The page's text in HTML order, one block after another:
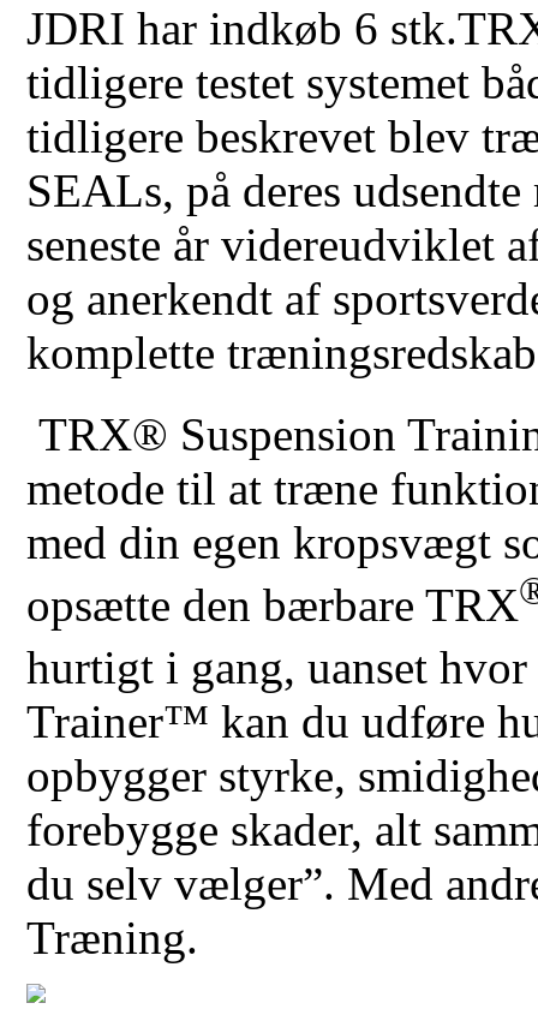
JDRI har indkøb 6
tidligere testet systemet
tidligere beskrevet blev
SEALs, på deres
seneste år videreudviklet
og anerkendt af
komplette
TRX® Suspension
metode til at træne
med din egen kropsvægt
opsætte den bærbare TRX
hurtigt i gang, uanset
Trainer™ kan du udføre
opbygger styrke,
forebygge skader, alt
du selv vælger”. Med
Træning.